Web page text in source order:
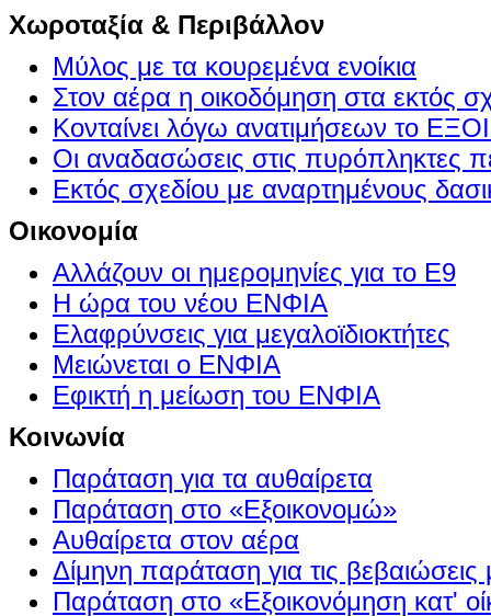
Χωροταξία & Περιβάλλον
Μύλος με τα κουρεμένα ενοίκια
Στον αέρα η οικοδόμηση στα εκτός
Κονταίνει λόγω ανατιμήσεων το
Οι αναδασώσεις στις πυρόπληκτες
Εκτός σχεδίου με αναρτημένους
Οικονομία
Αλλάζουν οι ημερομηνίες για το Ε9
Η ώρα του νέου ΕΝΦΙΑ
Ελαφρύνσεις για μεγαλοϊδιοκτήτες
Μειώνεται ο ΕΝΦΙΑ
Εφικτή η μείωση του ΕΝΦΙΑ
Κοινωνία
Παράταση για τα αυθαίρετα
Παράταση στο «Εξοικονομώ»
Αυθαίρετα στον αέρα
Δίμηνη παράταση για τις βεβαιώσεις
Παράταση στο «Εξοικονόμηση κατ'